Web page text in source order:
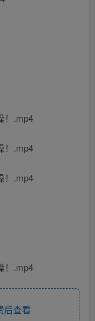
！.mp4
！.mp4
！.mp4
！.mp4
后查看